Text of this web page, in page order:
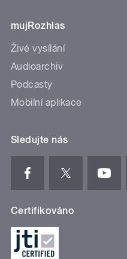
mujRozhlas
Živé vysílání
Audioarchiv
Podcasty
Mobilní aplikace
Sledujte nás
Certifikováno